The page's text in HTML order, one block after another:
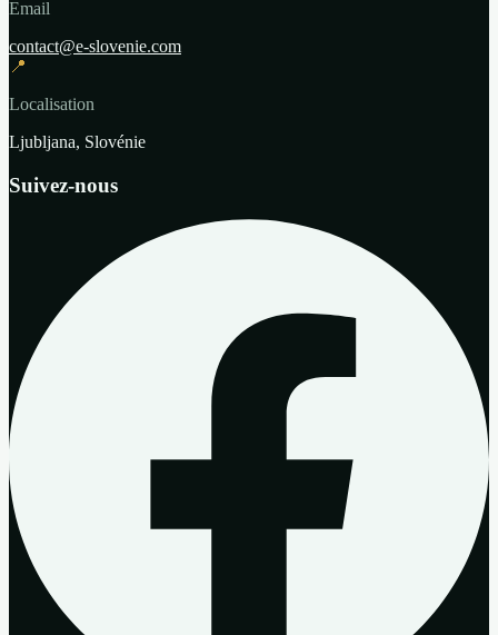
Email
contact@e-slovenie.com
📍
Localisation
Ljubljana, Slovénie
Suivez-nous